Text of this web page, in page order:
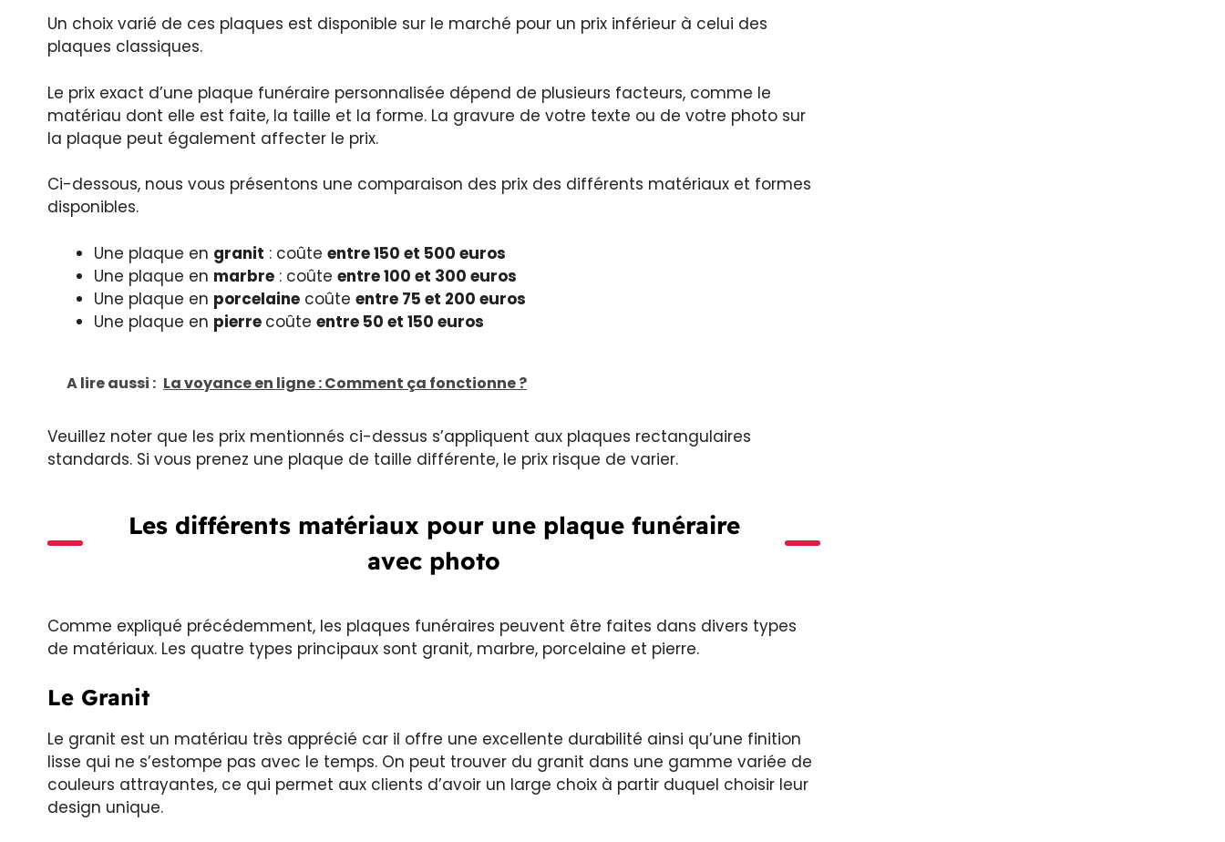
Un choix varié de ces plaques est disponible sur le marché pour un prix inférieur à celui des
plaques classiques.
Le prix exact d’une plaque funéraire personnalisée dépend de plusieurs facteurs, comme le
matériau dont elle est faite, la taille et la forme. La gravure de votre texte ou de votre photo sur
la plaque peut également affecter le prix.
Ci-dessous, nous vous présentons une comparaison des prix des différents matériaux et formes
disponibles.
Une plaque en granit : coûte entre 150 et 500 euros
Une plaque en marbre : coûte entre 100 et 300 euros
Une plaque en porcelaine coûte entre 75 et 200 euros
Une plaque en pierre coûte entre 50 et 150 euros
A lire aussi : La voyance en ligne : Comment ça fonctionne ?
Veuillez noter que les prix mentionnés ci-dessus s’appliquent aux plaques rectangulaires
standards. Si vous prenez une plaque de taille différente, le prix risque de varier.
Les différents matériaux pour une plaque funéraire
avec photo
Comme expliqué précédemment, les plaques funéraires peuvent être faites dans divers types
de matériaux. Les quatre types principaux sont granit, marbre, porcelaine et pierre.
Le Granit
Le granit est un matériau très apprécié car il offre une excellente durabilité ainsi qu’une finition
lisse qui ne s’estompe pas avec le temps. On peut trouver du granit dans une gamme variée de
couleurs attrayantes, ce qui permet aux clients d’avoir un large choix à partir duquel choisir leur
design unique.